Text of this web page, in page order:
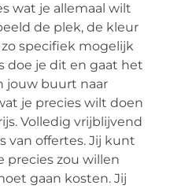
wat je allemaal wilt
de plek, de kleur
specifiek mogelijk
doe je dit en gaat het
jouw buurt naar
je precies wilt doen
Volledig vrijblijvend
van offertes. Jij kunt
precies zou willen
gaan kosten. Jij